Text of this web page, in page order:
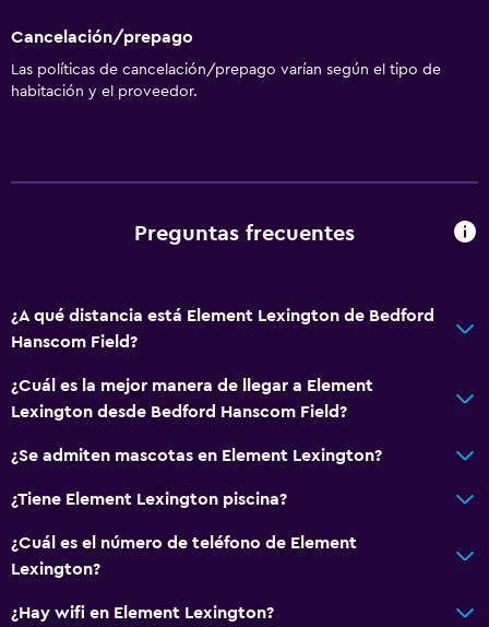
Cancelación/prepago
Las políticas de cancelación/prepago varían según el tipo de
habitación y el proveedor.
Preguntas frecuentes
¿A qué distancia está Element Lexington de Bedford
Hanscom Field?
¿Cuál es la mejor manera de llegar a Element
Lexington desde Bedford Hanscom Field?
¿Se admiten mascotas en Element Lexington?
¿Tiene Element Lexington piscina?
¿Cuál es el número de teléfono de Element
Lexington?
¿Hay wifi en Element Lexington?